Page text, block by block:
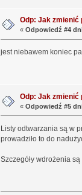
Odp: Jak zmienić
« Odpowiedź #4
jest niebawem koniec
Odp: Jak zmienić
« Odpowiedź #5
Listy odtwarzania są w
prowadziło to do
Szczegóły wdrożenia są